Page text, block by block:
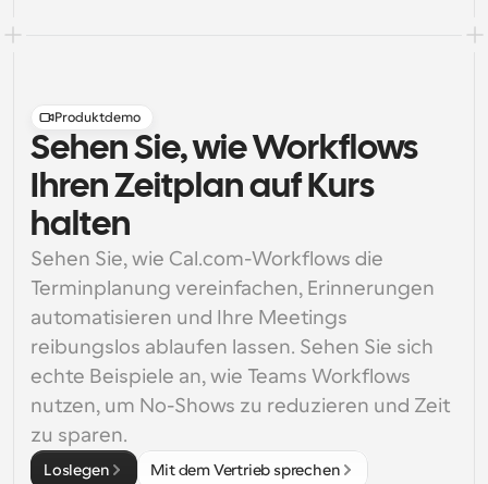
Produktdemo
Sehen Sie, wie Workflows
Ihren Zeitplan auf Kurs
halten
Sehen Sie, wie Cal.com-Workflows die
Terminplanung vereinfachen, Erinnerungen
automatisieren und Ihre Meetings
reibungslos ablaufen lassen. Sehen Sie sich
echte Beispiele an, wie Teams Workflows
nutzen, um No-Shows zu reduzieren und Zeit
zu sparen.
Loslegen Mit dem Vertrieb sprechen